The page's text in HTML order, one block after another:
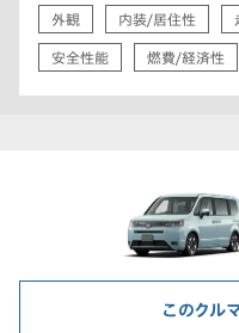
外観 内装/居住性
安全性能 燃費/経済性
このクル